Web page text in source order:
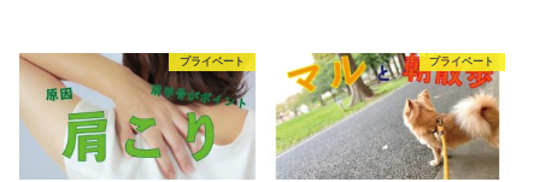
プライベート プライベート